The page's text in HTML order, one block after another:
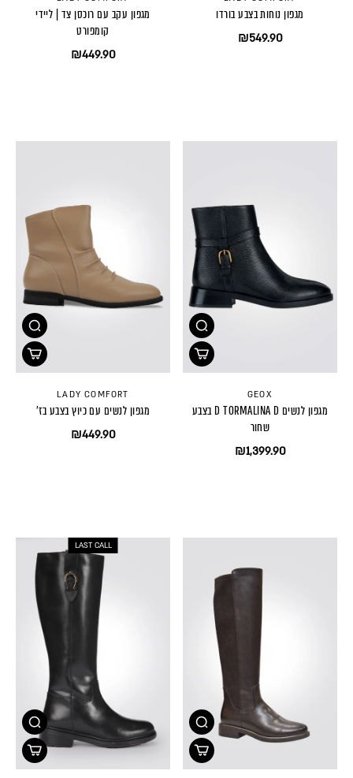
מגפון נוחות בצבע בורדו
₪549.90
מגפון עקב עם רוכסן צד | ליידי
קומפורט
₪449.90
GEOX
מגפון לנשים D TORMALINA D בצבע
שחור
₪1,399.90
LADY COMFORT
מגפון לנשים עם כיוץ בצבע בז'
₪449.90
LAST CALL